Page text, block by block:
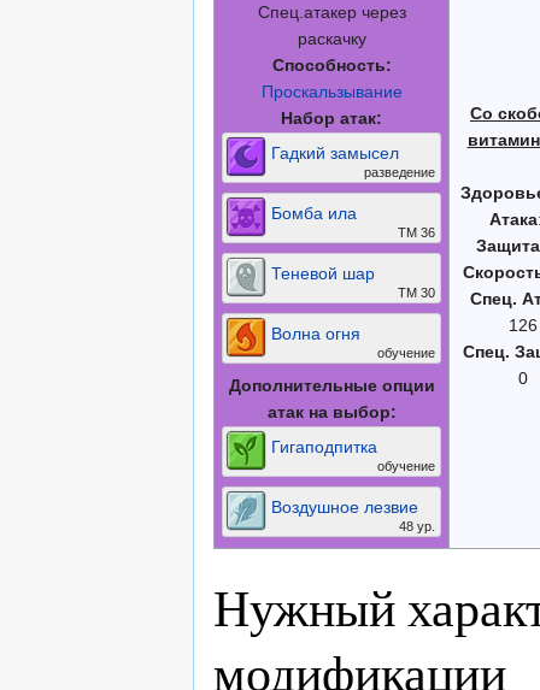
Спец.атакер через
раскачку
Способность:
Проскальзывание
Набор атак:
Гадкий замысел
разведение
Бомба ила
ТМ 36
Теневой шар
ТМ 30
Волна огня
обучение
Дополнительные опции
атак на выбор:
Гигаподпитка
обучение
Воздушное лезвие
48 ур.
Со
Атака
Защита
Спец.
126
Спец.
0
Нужный
модификации